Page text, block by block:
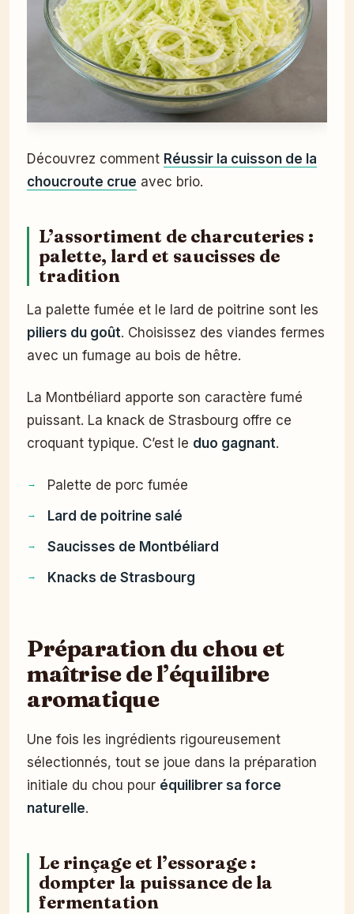
Découvrez comment Réussir la cuisson de la
choucroute crue avec brio.
L’assortiment de charcuteries :
palette, lard et saucisses de
tradition
La palette fumée et le lard de poitrine sont les
piliers du goût. Choisissez des viandes fermes
avec un fumage au bois de hêtre.
La Montbéliard apporte son caractère fumé
puissant. La knack de Strasbourg offre ce
croquant typique. C’est le duo gagnant.
Palette de porc fumée
Lard de poitrine salé
Saucisses de Montbéliard
Knacks de Strasbourg
Préparation du chou et
maîtrise de l’équilibre
aromatique
Une fois les ingrédients rigoureusement
sélectionnés, tout se joue dans la préparation
initiale du chou pour équilibrer sa force
naturelle.
Le rinçage et l’essorage :
dompter la puissance de la
fermentation